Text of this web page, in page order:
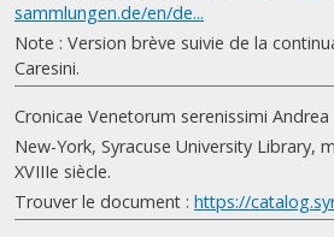
sammlungen.de/en/de...
Note : Version brève suivie de la
Caresini.
Cronicae Venetorum serenissimi
New-York, Syracuse University Library,
XVIIIe siècle.
Trouver le document : https://